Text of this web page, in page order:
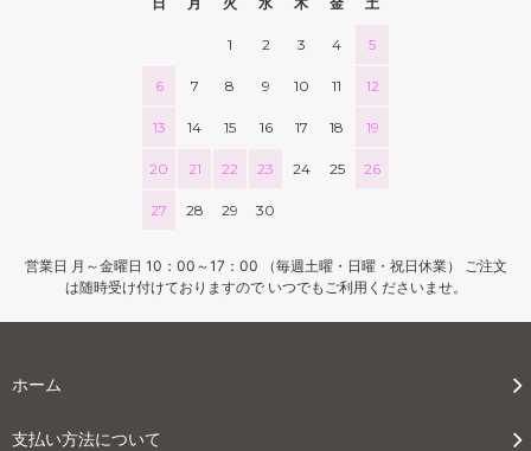
1 2 3 4 5
6 7 8 9 10 11 12
13 14 15 16 17 18 19
20 21 22 23 24 25 26
27 28 29 30
営業日 月～金曜日 10：00～17：00 （毎週土曜・日曜・祝日休業） ご注文
は随時受け付けておりますので いつでもご利用くださいませ。
ホーム
支払い方法について